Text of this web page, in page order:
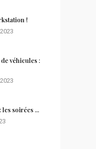
!
véhicules :
les soirées ...